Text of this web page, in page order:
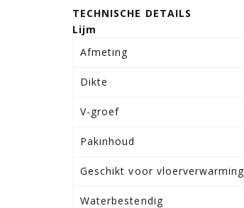
TECHNISCHE DETAILS
Lijm
Afmeting
Dikte
V-groef
Pakinhoud
Geschikt voor vloerverwarming
Waterbestendig